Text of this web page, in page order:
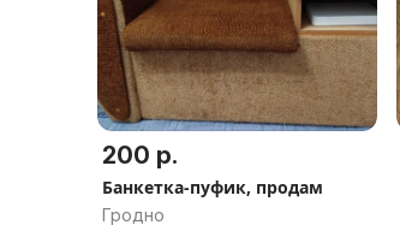
200 р.
Банкетка-пуфик, продам
Гродно